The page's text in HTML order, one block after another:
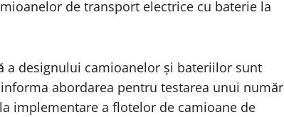
de transport electrice cu baterie la
a designului camioanelor și bateriilor sunt
abordarea pentru testarea unui număr
implementare a flotelor de camioane de